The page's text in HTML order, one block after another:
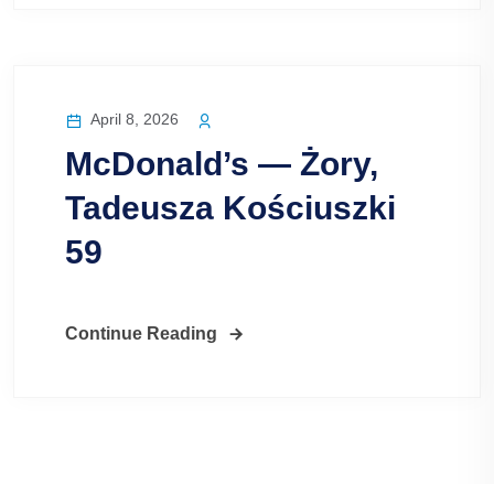
April 8, 2026
McDonald’s — Żory,
Tadeusza Kościuszki
59
Continue Reading